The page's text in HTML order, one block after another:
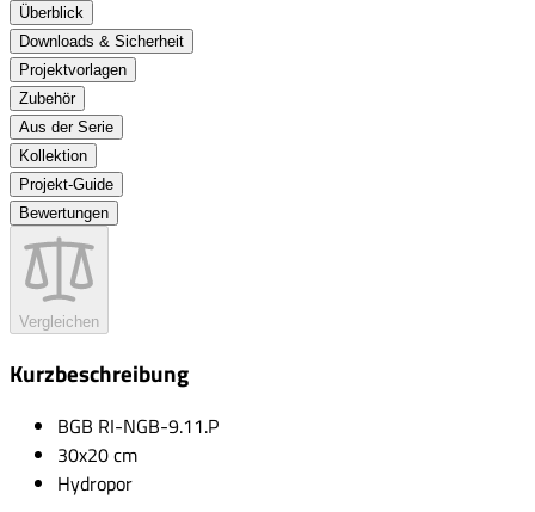
Überblick
Downloads & Sicherheit
Projektvorlagen
Zubehör
Aus der Serie
Kollektion
Projekt-Guide
Bewertungen
Vergleichen
Kurzbeschreibung
BGB RI-NGB-9.11.P
30x20 cm
Hydropor